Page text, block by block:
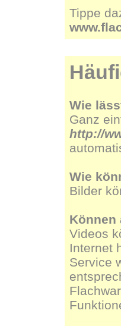
Tippe
Wie
Ganz
http://
Wie
Bilder
Können
Videos
Internet
Service